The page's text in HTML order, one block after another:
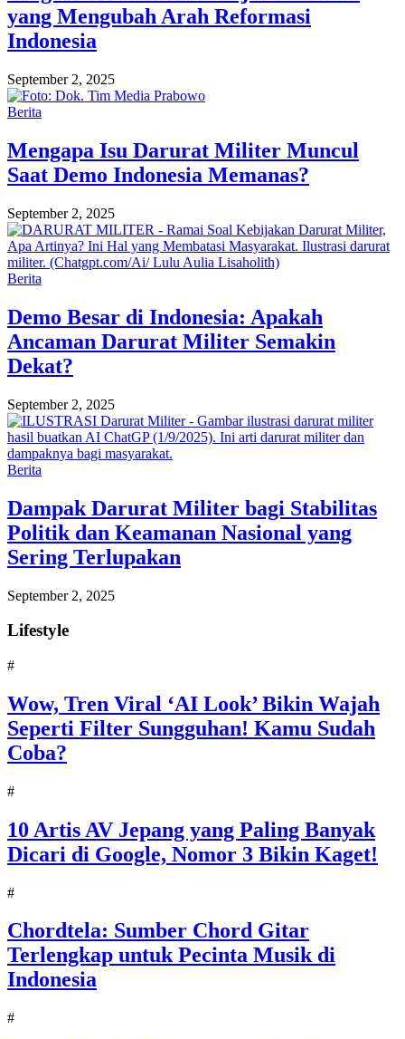
yang Mengubah Arah Reformasi
Indonesia
September 2, 2025
Berita
Mengapa Isu Darurat Militer Muncul
Saat Demo Indonesia Memanas?
September 2, 2025
Berita
Demo Besar di Indonesia: Apakah
Ancaman Darurat Militer Semakin
Dekat?
September 2, 2025
Berita
Dampak Darurat Militer bagi Stabilitas
Politik dan Keamanan Nasional yang
Sering Terlupakan
September 2, 2025
Lifestyle
#
Wow, Tren Viral ‘AI Look’ Bikin Wajah
Seperti Filter Sungguhan! Kamu Sudah
Coba?
#
10 Artis AV Jepang yang Paling Banyak
Dicari di Google, Nomor 3 Bikin Kaget!
#
Chordtela: Sumber Chord Gitar
Terlengkap untuk Pecinta Musik di
Indonesia
#